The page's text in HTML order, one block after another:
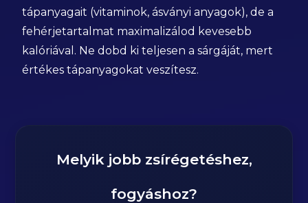
tápanyagait (vitaminok, ásványi anyagok), de a
fehérjetartalmat maximalizálod kevesebb
kalóriával. Ne dobd ki teljesen a sárgáját, mert
értékes tápanyagokat veszítesz.
Melyik jobb zsírégetéshez,
fogyáshoz?